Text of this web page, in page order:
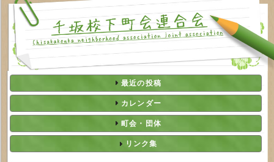
最近の投稿
カレンダー
町会・団体
リンク集